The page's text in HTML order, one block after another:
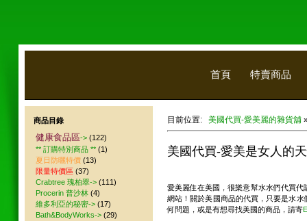
首頁 特賣商品
目前位置: 美國代買-愛美麗的雜貨舖
美國代買-愛美是女人的
愛美麗住在美國，很樂意幫水水們代買
網站！關於美國商品的代買，只要是水
何問題，或是有想尋找美國的商品，請寄
商品目錄
健康食品區-> (122)
** 訂購特別商品 ** (1)
夏日防曬特價 (13)
限量特價區 (37)
Crabtree 瑰柏翠-> (111)
Procerin 普沙林 (4)
維多利亞的秘密-> (17)
Bath&BodyWorks-> (29)